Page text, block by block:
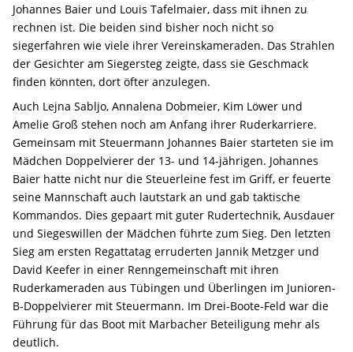
Johannes Baier und Louis Tafelmaier, dass mit ihnen zu
rechnen ist. Die beiden sind bisher noch nicht so
siegerfahren wie viele ihrer Vereinskameraden. Das Strahlen
der Gesichter am Siegersteg zeigte, dass sie Geschmack
finden könnten, dort öfter anzulegen.
Auch Lejna Sabljo, Annalena Dobmeier, Kim Löwer und
Amelie Groß stehen noch am Anfang ihrer Ruderkarriere.
Gemeinsam mit Steuermann Johannes Baier starteten sie im
Mädchen Doppelvierer der 13- und 14-jährigen. Johannes
Baier hatte nicht nur die Steuerleine fest im Griff, er feuerte
seine Mannschaft auch lautstark an und gab taktische
Kommandos. Dies gepaart mit guter Rudertechnik, Ausdauer
und Siegeswillen der Mädchen führte zum Sieg. Den letzten
Sieg am ersten Regattatag erruderten Jannik Metzger und
David Keefer in einer Renngemeinschaft mit ihren
Ruderkameraden aus Tübingen und Überlingen im Junioren-
B-Doppelvierer mit Steuermann. Im Drei-Boote-Feld war die
Führung für das Boot mit Marbacher Beteiligung mehr als
deutlich.